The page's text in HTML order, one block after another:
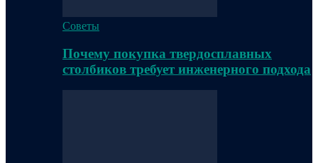
Советы
Почему покупка твердосплавных
столбиков требует инженерного подхода